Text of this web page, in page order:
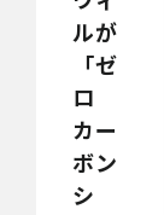
ルが
「ゼ
ロ
カー
ボン
シ